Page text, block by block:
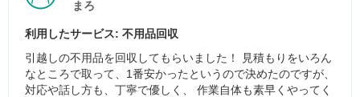
まろ
利用したサービス: 不用品回収
引越しの不用品を回収してもらいました！ 見積もりをいろん
なところで取って、1番安かったというので決めたのですが、
対応や話し方も、丁寧で優しく、 作業自体も素早くやってく